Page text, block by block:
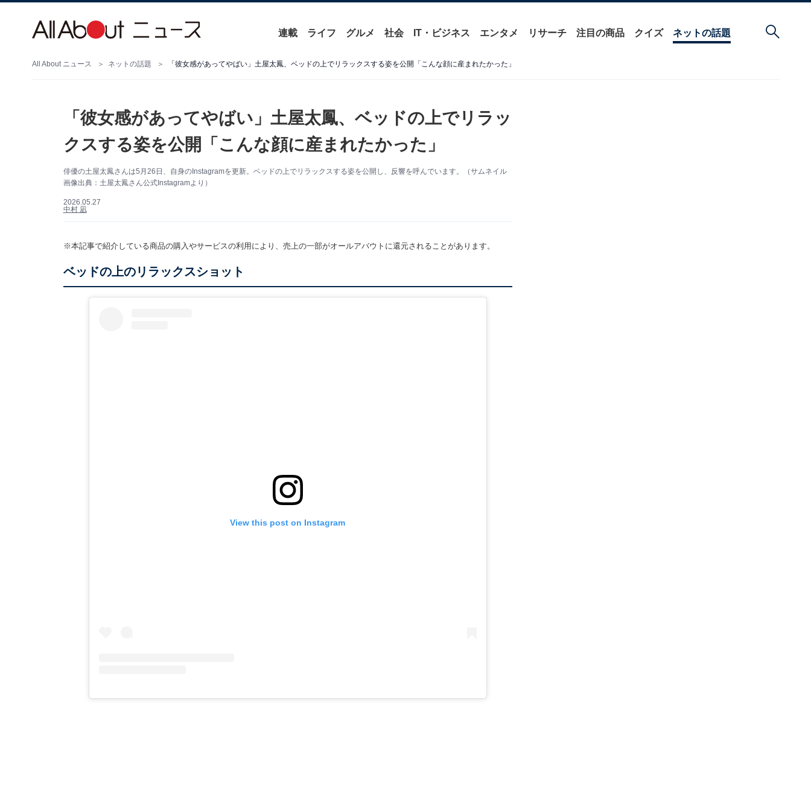
連載 ライフ グルメ 社会 IT・ビジネス エンタメ リサーチ 注目の商品 クイズ ネットの話題
All About ニュース ネットの話題 「彼女感があってやばい」土屋太鳳、ベッドの上でリラックスする姿を公開「こんな顔に産まれたかった」
「彼女感があってやばい」土屋太鳳、ベッドの上でリラッ
クスする姿を公開「こんな顔に産まれたかった」
俳優の土屋太鳳さんは5月26日、自身のInstagramを更新。ベッドの上でリラックスする姿を公開し、反響を呼んでいます。（サムネイル
画像出典：土屋太鳳さん公式Instagramより）
2026.05.27
中村 凪
※本記事で紹介している商品の購入やサービスの利用により、売上の一部がオールアバウトに還元されることがあります。
ベッドの上のリラックスショット
View this post on Instagram